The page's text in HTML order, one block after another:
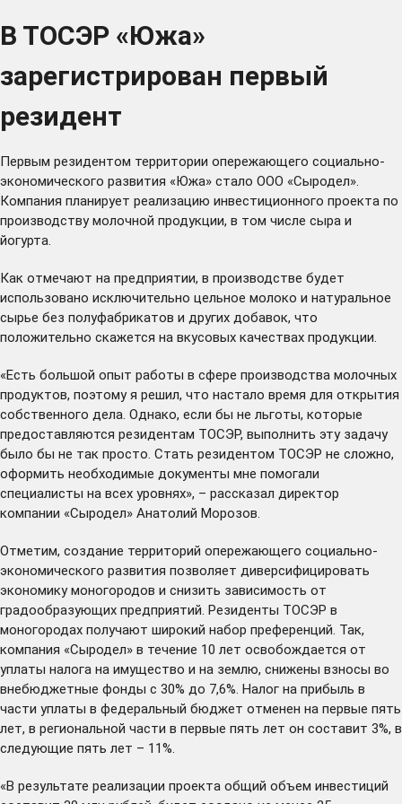
В ТОСЭР «Южа»
зарегистрирован первый
резидент
Первым резидентом территории опережающего социально-
экономического развития «Южа» стало ООО «Сыродел».
Компания планирует реализацию инвестиционного проекта по
производству молочной продукции, в том числе сыра и
йогурта.
Как отмечают на предприятии, в производстве будет
использовано исключительно цельное молоко и натуральное
сырье без полуфабрикатов и других добавок, что
положительно скажется на вкусовых качествах продукции.
«Есть большой опыт работы в сфере производства молочных
продуктов, поэтому я решил, что настало время для открытия
собственного дела. Однако, если бы не льготы, которые
предоставляются резидентам ТОСЭР, выполнить эту задачу
было бы не так просто. Стать резидентом ТОСЭР не сложно,
оформить необходимые документы мне помогали
специалисты на всех уровнях», – рассказал директор
компании «Сыродел» Анатолий Морозов.
Отметим, создание территорий опережающего социально-
экономического развития позволяет диверсифицировать
экономику моногородов и снизить зависимость от
градообразующих предприятий. Резиденты ТОСЭР в
моногородах получают широкий набор преференций. Так,
компания «Сыродел» в течение 10 лет освобождается от
уплаты налога на имущество и на землю, снижены взносы во
внебюджетные фонды с 30% до 7,6%. Налог на прибыль в
части уплаты в федеральный бюджет отменен на первые пять
лет, в региональной части в первые пять лет он составит 3%, в
следующие пять лет – 11%.
«В результате реализации проекта общий объем инвестиций